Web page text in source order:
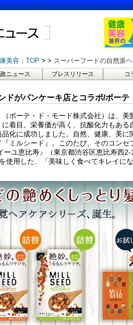
美容：TOP スーパーフードの自然派
ニュース プレスリリース コ
ドがパンケーキ店とコラボ/ボーテ
ボーテ・ド・モード株式会社）は、美
着目。栄養価が高く、抗酸化力もある
化に成功しました。自然、健康、美に
ミルシード』。このたび、そのコンセ
ユ恵比寿』（東京都渋谷区恵比寿西2-
使用した、「美味しく食べてキレイに